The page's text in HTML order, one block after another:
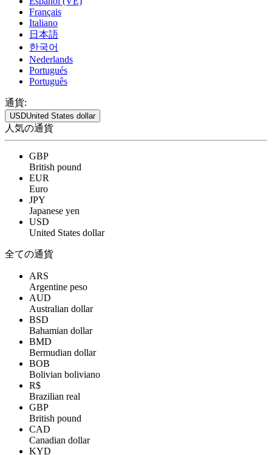
Français
Italiano
日本語
한국어
Nederlands
Portugués
Português
通貨:
USDUnited States dollar
人気の通貨
GBP
British pound
EUR
Euro
JPY
Japanese yen
USD
United States dollar
全ての通貨
ARS
Argentine peso
AUD
Australian dollar
BSD
Bahamian dollar
BMD
Bermudian dollar
BOB
Bolivian boliviano
R$
Brazilian real
GBP
British pound
CAD
Canadian dollar
KYD